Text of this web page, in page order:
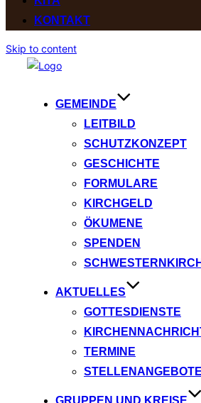
KONTAKT
Skip to content
GEMEINDE
LEITBILD
SCHUTZKONZEPT
GESCHICHTE
FORMULARE
KIRCHGELD
ÖKUMENE
SPENDEN
AKTUELLES
GOTTESDIENSTE
TERMINE
STELLENANGEBOTE
GRUPPEN UND KREISE